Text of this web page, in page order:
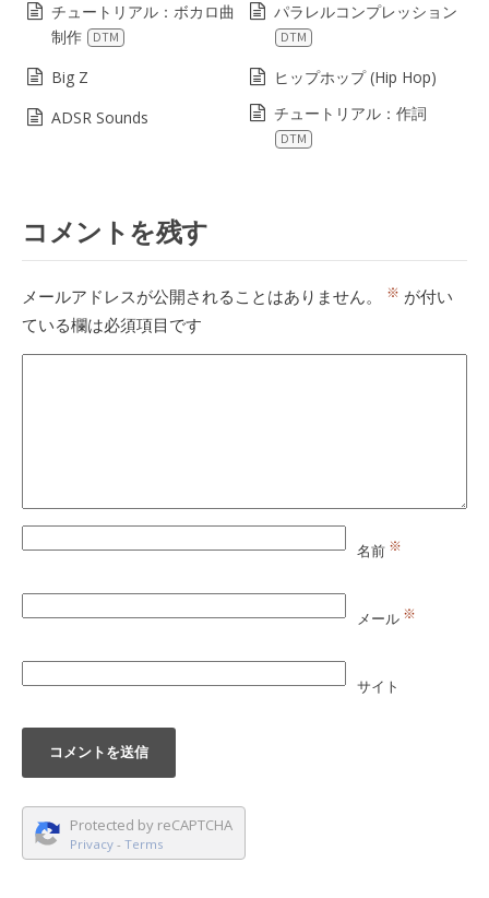
チュートリアル：ボカロ曲
制作
DTM
パラレルコンプレッション
DTM
Big Z
ヒップホップ (Hip Hop)
ADSR Sounds
チュートリアル：作詞
DTM
コメントを残す
メールアドレスが公開されることはありません。 ※ が付い
ている欄は必須項目です
名前 ※
メール ※
サイト
Protected by reCAPTCHA
Privacy - Terms